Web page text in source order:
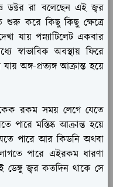
ডক্টর রা বলেছেন এই জ্বর
করে কিছু কিছু ক্ষেত্রে
যায় পস্ন্যাটিলেট একবার
স্বাভাবিক অবস্থায় ফিরে
অঙ্গ-প্রত্যঙ্গ আক্রান্ত হয়ে
রকম সময় লেগে যেতে
পারে মস্তিষ্ক আক্রান্ত হয়ে
পারে আর কিডনি অথবা
পারে এইরকম ধারণা
ডেঙ্গু জ্বর কতদিন থাকে সে